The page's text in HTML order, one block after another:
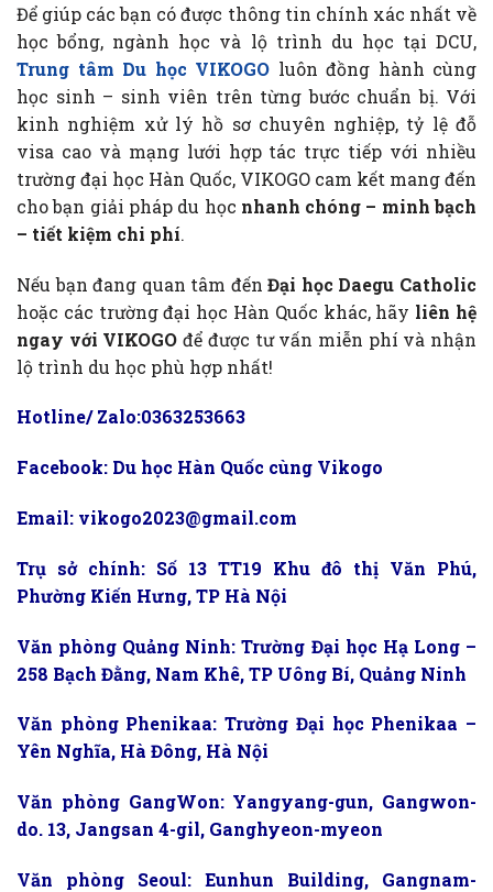
Để giúp các bạn có được thông tin chính xác nhất về
học bổng, ngành học và lộ trình du học tại DCU,
Trung tâm Du học VIKOGO luôn đồng hành cùng
học sinh – sinh viên trên từng bước chuẩn bị. Với
kinh nghiệm xử lý hồ sơ chuyên nghiệp, tỷ lệ đỗ
visa cao và mạng lưới hợp tác trực tiếp với nhiều
trường đại học Hàn Quốc, VIKOGO cam kết mang đến
cho bạn giải pháp du học nhanh chóng – minh bạch
– tiết kiệm chi phí.
Nếu bạn đang quan tâm đếnĐại học Daegu Catholic
hoặc các trường đại học Hàn Quốc khác, hãy liên hệ
ngay với VIKOGO để được tư vấn miễn phí và nhận
lộ trình du học phù hợp nhất!
Hotline/ Zalo:0363253663
Facebook: Du học Hàn Quốc cùng Vikogo
Email: vikogo2023@gmail.com
Trụ sở chính: Số 13 TT19 Khu đô thị Văn Phú,
Phường Kiến Hưng, TP Hà Nội
Văn phòng Quảng Ninh: Trường Đại học Hạ Long –
258 Bạch Đằng, Nam Khê, TP Uông Bí, Quảng Ninh
Văn phòng Phenikaa: Trường Đại học Phenikaa –
Yên Nghĩa, Hà Đông, Hà Nội
Văn phòng GangWon: Yangyang-gun, Gangwon-
do. 13, Jangsan 4-gil, Ganghyeon-myeon
Văn phòng Seoul: Eunhun Building, Gangnam-